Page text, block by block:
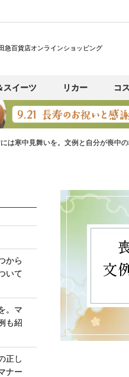
急百貨店オンラインショッピング
スイーツ リカー コ
は寒中見舞いを。文例と自分が喪中
から
いて
。マ
も紹
正し
ナー
文